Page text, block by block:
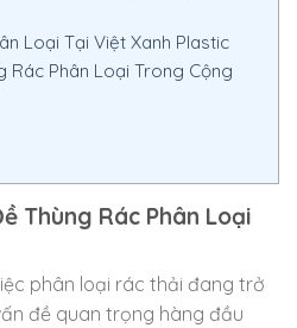
Loại Tại Việt Xanh Plastic
Rác Phân Loại Trong Cộng
Thùng Rác Phân Loại
phân loại rác thải đang trở
đề quan trọng hàng đầu